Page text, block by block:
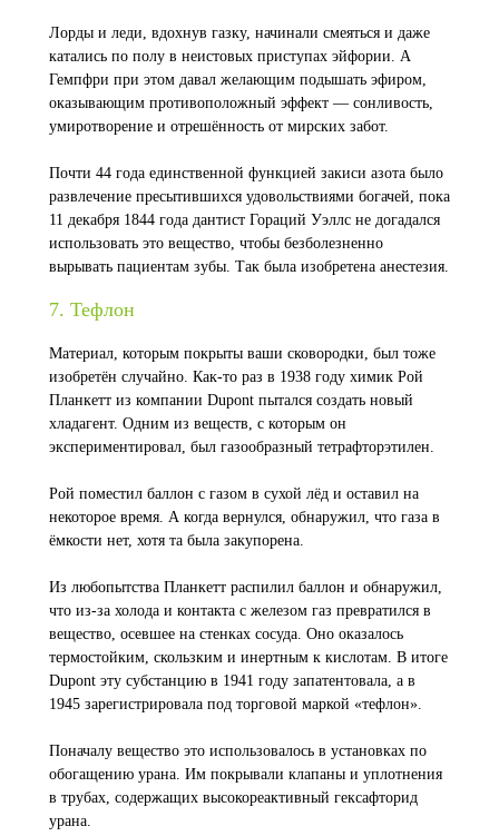
Лорды и леди, вдохнув газку, начинали смеяться и даже
катались по полу в неистовых приступах эйфории. А
Гемпфри при этом давал желающим подышать эфиром,
оказывающим противоположный эффект — сонливость,
умиротворение и отрешённость от мирских забот.
Почти 44 года единственной функцией закиси азота было
развлечение пресытившихся удовольствиями богачей, пока
11 декабря 1844 года дантист Гораций Уэллс не догадался
использовать это вещество, чтобы безболезненно
вырывать пациентам зубы. Так была изобретена анестезия.
7. Тефлон
Материал, которым покрыты ваши сковородки, был тоже
изобретён случайно. Как-то раз в 1938 году химик Рой
Планкетт из компании Dupont пытался создать новый
хладагент. Одним из веществ, с которым он
экспериментировал, был газообразный тетрафторэтилен.
Рой поместил баллон с газом в сухой лёд и оставил на
некоторое время. А когда вернулся, обнаружил, что газа в
ёмкости нет, хотя та была закупорена.
Из любопытства Планкетт распилил баллон и обнаружил,
что из-за холода и контакта с железом газ превратился в
вещество, осевшее на стенках сосуда. Оно оказалось
термостойким, скользким и инертным к кислотам. В итоге
Dupont эту субстанцию в 1941 году запатентовала, а в
1945 зарегистрировала под торговой маркой «тефлон».
Поначалу вещество это использовалось в установках по
обогащению урана. Им покрывали клапаны и уплотнения
в трубах, содержащих высокореактивный гексафторид
урана.